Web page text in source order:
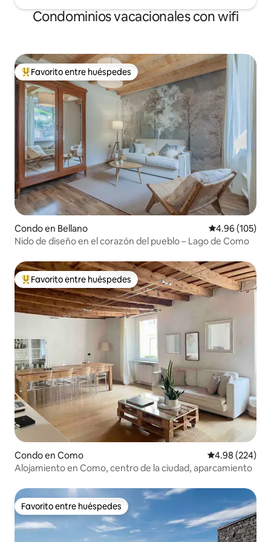
villa. Más tarde, su hija erigió una lápida
en su memoria. En el pequeño
1865.
Condominios vacacionales con wifi
Favorito entre huéspedes preferido
Favorito entre huéspedes
Condo en Bellano Calificación
4.96 (105)
Nido de diseño en el corazón del pueblo – Lago de Como
Favorito entre huéspedes preferido
Favorito entre huéspedes
Condo en Como Calificación
4.98 (224)
Alojamiento en Como, centro de la ciudad, aparcamiento
Favorito entre huéspedes
Favorito entre huéspedes